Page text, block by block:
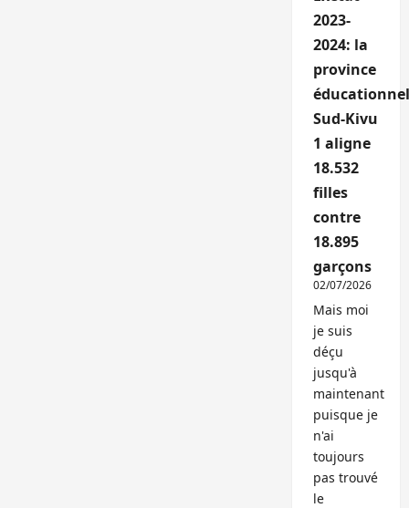
2023-
2024: la
province
Sud-Kivu
1 aligne
18.532
filles
contre
18.895
garçons
02/07/2026
Mais moi
je suis
déçu
jusqu'à
maintenant
puisque je
n'ai
toujours
pas trouvé
le